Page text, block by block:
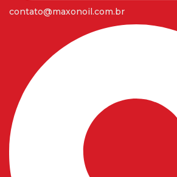
contato@maxonoil.com.br